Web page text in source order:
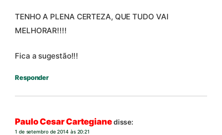
TENHO A PLENA CERTEZA, QUE TUDO VAI
MELHORAR!!!!
Fica a sugestão!!!
Responder
Paulo Cesar Cartegianedisse:
1 de setembro de 2014 às 20:21